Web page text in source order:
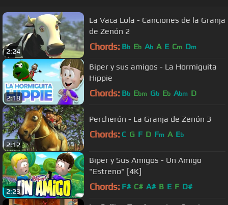
2:24
La Vaca Lola - Canciones de la Granja
de Zenón 2
Chords: Bb Eb Ab A E Cm Dm
2:18
Biper y sus amigos - La Hormiguita
Hippie
Chords: Bb Ebm Gb Eb Abm D
2:12
Percherón - La Granja de Zenón 3
Chords: C G F D Fm A Eb
2:23
Biper y Sus Amigos - Un Amigo
"Estreno" [4K]
Chords: F# C# A# B E F D#